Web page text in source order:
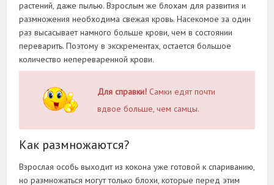
растений, даже пылью. Взрослым же блохам для развития и
размножения необходима свежая кровь. Насекомое за один
раз высасывает намного больше крови, чем в состоянии
переварить. Поэтому в экскрементах, остается большое
количество непереваренной крови.
Для справки! Самки едят почти
вдвое больше, чем самцы.
Как размножаются?
Взрослая особь выходит из кокона уже готовой к спариванию,
но размножаться могут только блохи, которые перед этим